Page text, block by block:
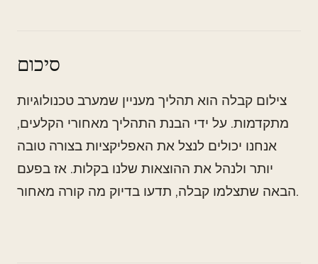
סיכום
צילום קבלה הוא תהליך מעניין שמערב טכנולוגיות
מתקדמות. על ידי הבנת התהליך מאחורי הקלעים,
אנחנו יכולים לנצל את האפליקציות בצורה טובה
יותר ולנהל את ההוצאות שלנו בקלות. אז בפעם
הבאה שתצלמו קבלה, תדעו בדיוק מה קורה מאחור.